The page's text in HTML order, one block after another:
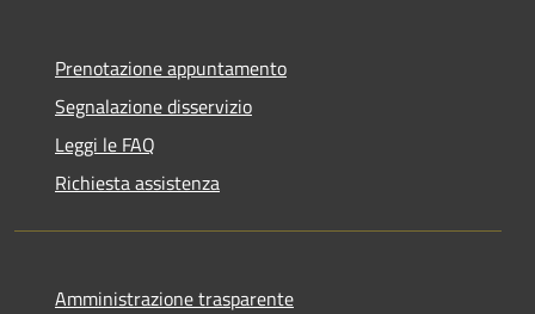
Prenotazione appuntamento
Segnalazione disservizio
Leggi le FAQ
Richiesta assistenza
Amministrazione trasparente